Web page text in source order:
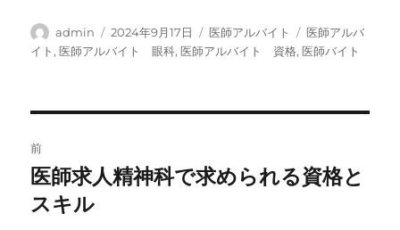
投
稿
admin
投
稿
2024年9月17日
カ
テ
医師アルバイト
タ
グ
医師アルバ
イト , 医師アルバイト 眼科, 医師アルバイト 資格, 医師バイト
稿
ナ
前
前
の
医師求人精神科で求められる資格と
スキル